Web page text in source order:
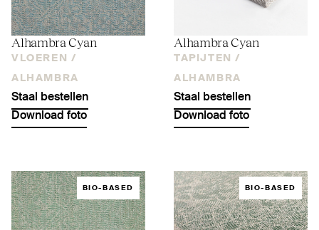
Alhambra Cyan
VLOEREN /
ALHAMBRA
Staal bestellen
Download foto
Alhambra Cyan
TAPIJTEN /
ALHAMBRA
Staal bestellen
Download foto
BIO-BASED BIO-BASED